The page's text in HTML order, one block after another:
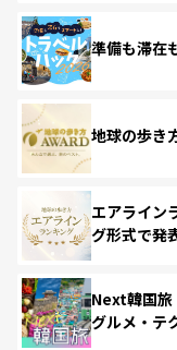
準備も滞在
地球の歩き
エアライン
グ形式で発
Next韓国旅
グルメ・テ